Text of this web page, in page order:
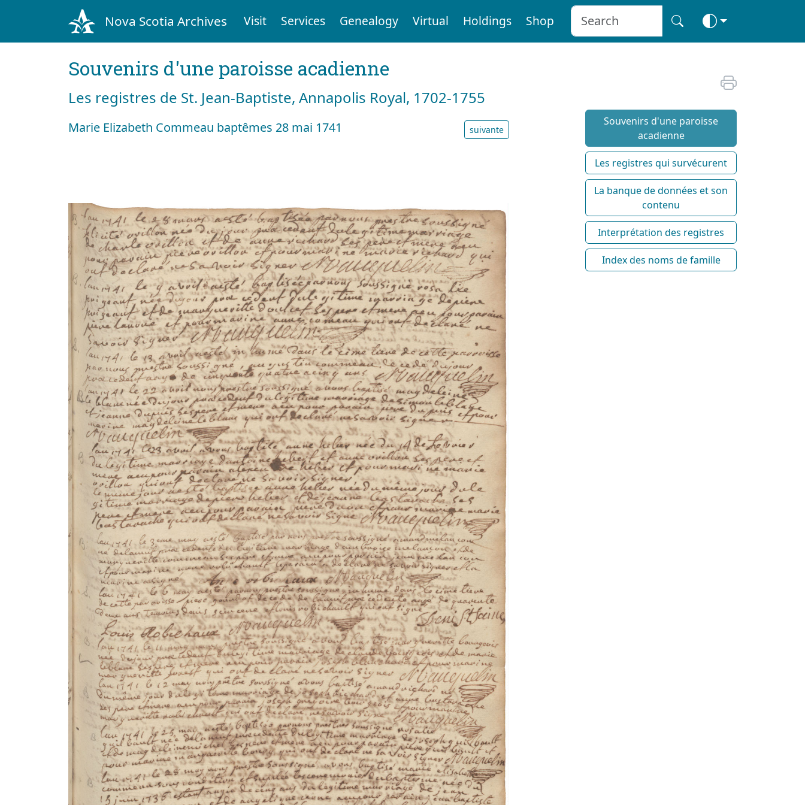
Nova Scotia Archives Visit Services Genealogy Virtual Holdings Shop
Souvenirs d'une paroisse acadienne
Les registres de St. Jean-Baptiste, Annapolis Royal, 1702-1755
Marie Elizabeth Commeau baptêmes 28 mai 1741 suivante
Souvenirs d'une paroisse
acadienne
Les registres qui survécurent
La banque de données et son
contenu
Interprétation des registres
Index des noms de famille